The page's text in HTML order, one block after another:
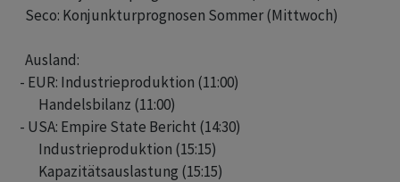
  Seco: Konjunkturprognosen Sommer (Mittwoch)
  Ausland:
- EUR: Industrieproduktion (11:00)
       Handelsbilanz (11:00)
- USA: Empire State Bericht (14:30)
       Industrieproduktion (15:15)
       Kapazitätsauslastung (15:15)